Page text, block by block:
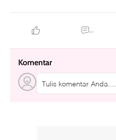
...
Komentar
Tulis komentar Anda....